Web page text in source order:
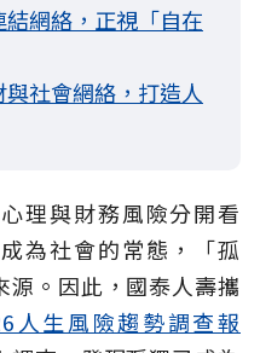
網絡，正視「自在
社會網絡，打造人
理與財務風險分開看
為社會的常態，「孤
。因此，國泰人壽攜
人生風險趨勢調查報